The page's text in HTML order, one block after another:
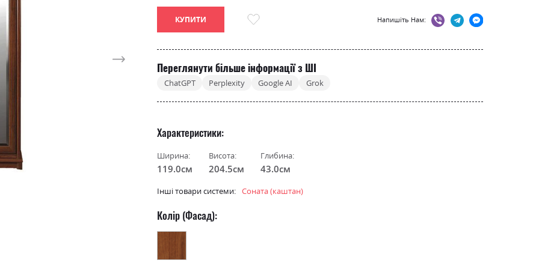
КУПИТИ Напишіть Нам:
Переглянути більше інформації з ШІ
ChatGPT Perplexity Google AI Grok
Характеристики
Ширина:
119.0см
Висота:
204.5см
Глибина:
43.0см
Інші товари системи: Соната (каштан)
Колір (Фасад):